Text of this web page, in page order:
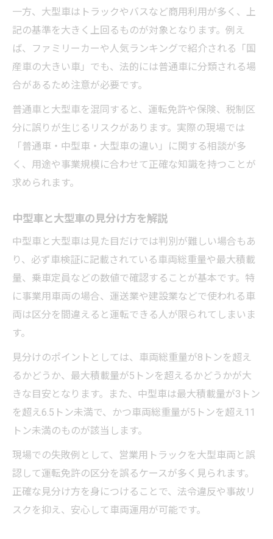
一方、大型車はトラックやバスなど商用利用が多く、上
記の基準を大きく上回るものが対象となります。例え
ば、ファミリーカーや人気ランキングで紹介される「国
産車の大きい車」でも、法的には普通車に分類される場
合があるため注意が必要です。
普通車と大型車を混同すると、運転免許や保険、税制区
分に誤りが生じるリスクがあります。実際の現場では
「普通車・中型車・大型車の違い」に関する相談が多
く、用途や事業規模に合わせて正確な知識を持つことが
求められます。
中型車と大型車の見分け方を解説
中型車と大型車は見た目だけでは判別が難しい場合もあ
り、必ず車検証に記載されている車両総重量や最大積載
量、乗車定員などの数値で確認することが基本です。特
に事業用車両の場合、運送業や建設業などで使われる車
両は区分を間違えると運転できる人が限られてしまいま
す。
見分けのポイントとしては、車両総重量が8トンを超え
るかどうか、最大積載量が5トンを超えるかどうかが大
きな目安となります。また、中型車は最大積載量が3トン
を超え6.5トン未満で、かつ車両総重量が5トンを超え11
トン未満のものが該当します。
現場での失敗例として、営業用トラックを大型車両と誤
認して運転免許の区分を誤るケースが多く見られます。
正確な見分け方を身につけることで、法令違反や事故リ
スクを抑え、安心して車両運用が可能です。